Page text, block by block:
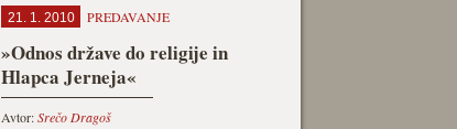
21. 1. 2010 PREDAVANJE
»Odnos države do religije in
Hlapca Jerneja«
Avtor:Srečo Dragoš